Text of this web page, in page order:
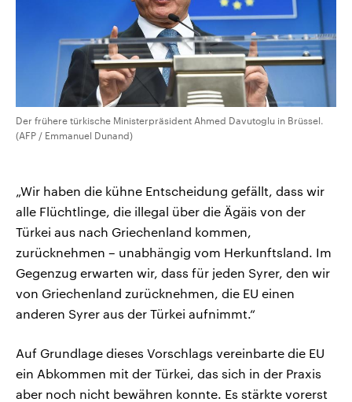
Der frühere türkische Ministerpräsident Ahmed Davutoglu in Brüssel.
(AFP / Emmanuel Dunand)
„Wir haben die kühne Entscheidung gefällt, dass wir
alle Flüchtlinge, die illegal über die Ägäis von der
Türkei aus nach Griechenland kommen,
zurücknehmen – unabhängig vom Herkunftsland. Im
Gegenzug erwarten wir, dass für jeden Syrer, den wir
von Griechenland zurücknehmen, die EU einen
anderen Syrer aus der Türkei aufnimmt.“
Auf Grundlage dieses Vorschlags vereinbarte die EU
ein Abkommen mit der Türkei, das sich in der Praxis
aber noch nicht bewähren konnte. Es stärkte vorerst